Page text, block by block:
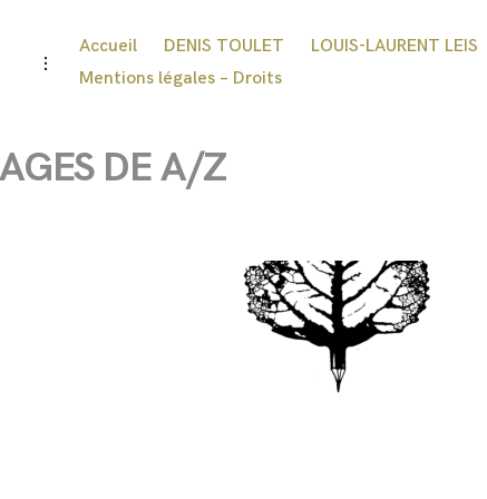
Accueil DENIS TOULET LOUIS-LAURENT LEIS
Mentions légales – Droits
DE A/Z